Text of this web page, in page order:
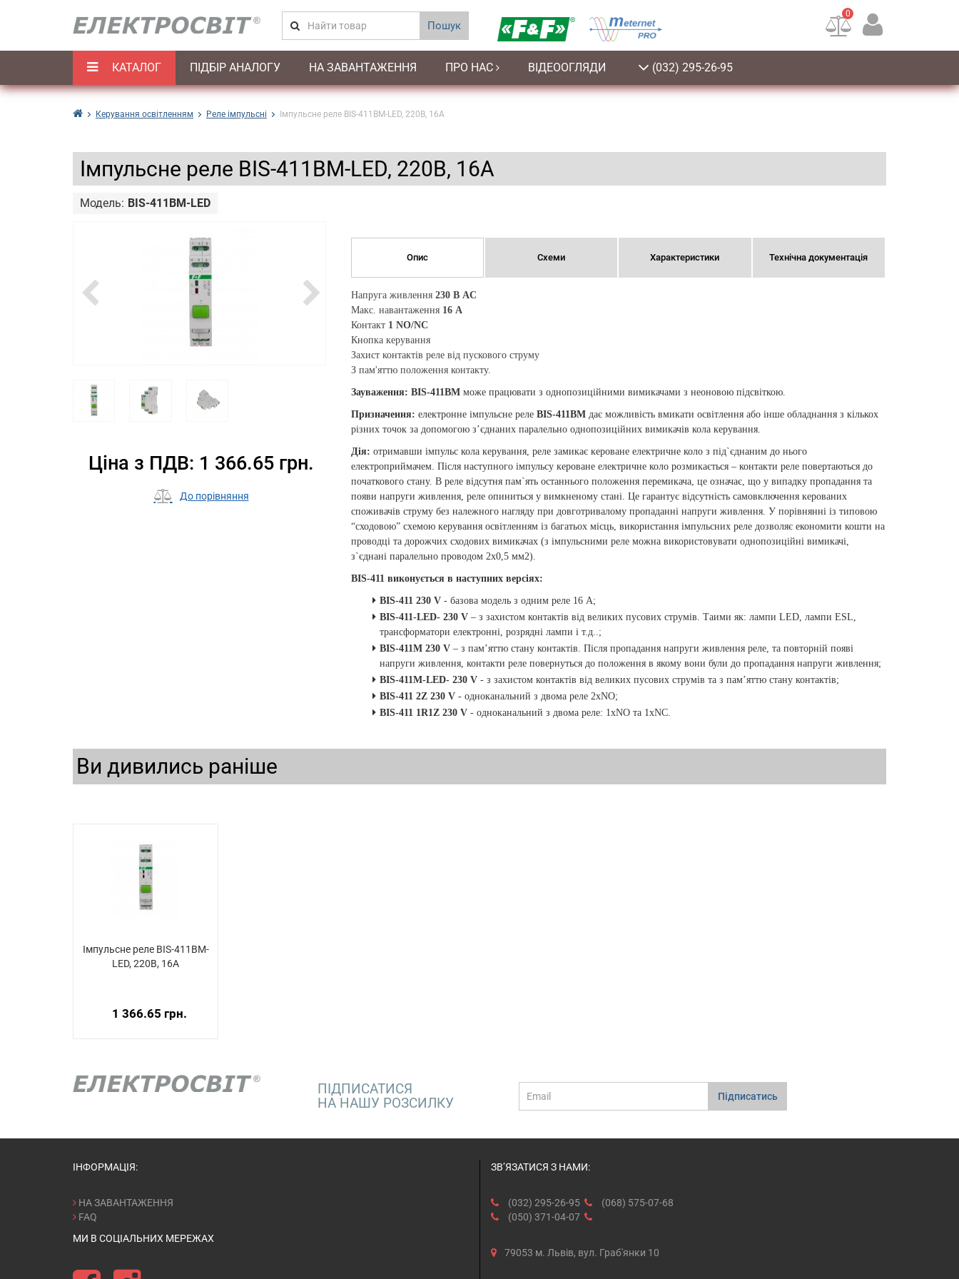
Пошук
0
КАТАЛОГ ПІДБІР АНАЛОГУ НА ЗАВАНТАЖЕННЯ ПРО НАС ВІДЕООГЛЯДИ (032) 295-26-95
Керування освітленням Реле імпульсні Імпульсне реле BIS-411BM-LED, 220В, 16А
Імпульсне реле BIS-411BM-LED, 220В, 16А
Модель: BIS-411BM-LED
Ціна з ПДВ: 1 366.65 грн.
До порівняння
Опис Схеми Характеристики Технічна документація
Напруга живлення 230 В AC
Макс. навантаження 16 A
Контакт 1 NO/NC
Кнопка керування
Захист контактів реле від пускового струму
З пам'яттю положення контакту.
Зауваження: BIS-411BM може працювати з однопозиційними вимикачами з неоновою підсвіткою.
Призначення: електронне імпульсне реле BIS-411BM дає можливість вмикати освітлення або інше обладнання з кількох
різних точок за допомогою з’єднаних паралельно однопозиційних вимикачів кола керування.
Дія: отримавши імпульс кола керування, реле замикає кероване електричне коло з під`єднаним до нього
електроприймачем. Після наступного імпульсу кероване електричне коло розмикається – контакти реле повертаються до
початкового стану. В реле відсутня пам`ять останнього положення перемикача, це означає, що у випадку пропадання та
появи напруги живлення, реле опиниться у вимкненому стані. Це гарантує відсутність самовключення керованих
споживачів струму без належного нагляду при довготривалому пропаданні напруги живлення. У порівнянні із типовою
“сходовою” схемою керування освітленням із багатьох місць, використання імпульсних реле дозволяє економити кошти на
проводці та дорожчих сходових вимикачах (з імпульсними реле можна використовувати однопозиційні вимикачі,
з`єднані паралельно проводом 2х0,5 мм2).
BIS-411 виконується в наступних версіях:
BIS-411 230 V - базова модель з одним реле 16 A;
BIS-411-LED- 230 V – з захистом контактів від великих пусових струмів. Таими як: лампи LED, лампи ESL,
трансформатори електронні, розрядні лампи і т.д..;
BIS-411M 230 V – з пам’яттю стану контактів. Після пропадання напруги живлення реле, та повторній появі
напруги живлення, контакти реле повернуться до положення в якому вони були до пропадання напруги живлення;
BIS-411M-LED- 230 V - з захистом контактів від великих пусових струмів та з пам’яттю стану контактів;
BIS-411 2Z 230 V - одноканальний з двома реле 2xNO;
BIS-411 1R1Z 230 V - одноканальний з двома реле: 1xNO та 1xNC.
Ви дивились раніше
Імпульсне реле BIS-411BM-
LED, 220В, 16А
1 366.65 грн.
ПІДПИСАТИСЯ
НА НАШУ РОЗСИЛКУ
mail
Підписатись
ІНФОРМАЦІЯ:
НА ЗАВАНТАЖЕННЯ
FAQ
МИ В СОЦІАЛЬНИХ МЕРЕЖАХ
ЗВ’ЯЗАТИСЯ З НАМИ:
(032) 295-26-95
(050) 371-04-07
(068) 575-07-68
79053 м. Львів, вул. Граб'янки 10